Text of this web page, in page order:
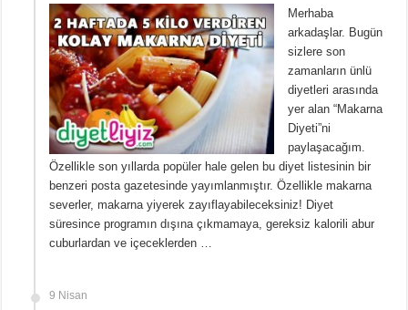
Merhaba
arkadaşlar. Bugün
sizlere son
zamanların ünlü
diyetleri arasında
yer alan “Makarna
Diyeti”ni
paylaşacağım.
Özellikle son yıllarda popüler hale gelen bu diyet listesinin bir
benzeri posta gazetesinde yayımlanmıştır. Özellikle makarna
severler, makarna yiyerek zayıflayabileceksiniz! Diyet
süresince programın dışına çıkmamaya, gereksiz kalorili abur
cuburlardan ve içeceklerden …
9 Nisan